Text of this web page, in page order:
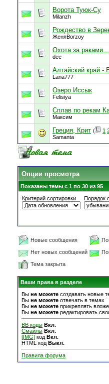
Ворота Туюк-Су
Milanzh
Рождество в
ЖеняBorzoy
Охота за раками...
dee
Алтайский край -
Lana777
Озеро Иссык
Felisiya
Сплав по рекам
Максим
Греция, Крит ( 1
Samanta
Опции просмотра
Показаны темы с 1 по 30 из 95
Критерий сортировки
Порядок
Новые сообщения
Нет новых сообщений
Тема закрыта
Ваши права в разделе
Вы не можете создавать новые
Вы не можете отвечать в темах
Вы не можете прикреплять
Вы не можете редактировать
BB коды Вкл.
Смайлы Вкл.
[IMG] код Вкл.
HTML код Выкл.
Правила форума